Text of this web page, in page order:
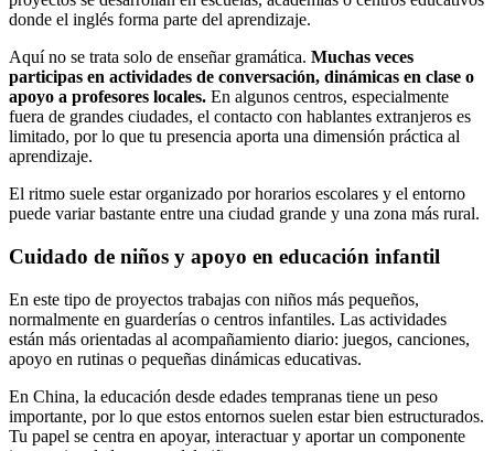
donde el inglés forma parte del aprendizaje.
Aquí no se trata solo de enseñar gramática. Muchas veces
participas en actividades de conversación, dinámicas en clase o
apoyo a profesores locales. En algunos centros, especialmente
fuera de grandes ciudades, el contacto con hablantes extranjeros es
limitado, por lo que tu presencia aporta una dimensión práctica al
aprendizaje.
El ritmo suele estar organizado por horarios escolares y el entorno
puede variar bastante entre una ciudad grande y una zona más rural.
Cuidado de niños y apoyo en educación infantil
En este tipo de proyectos trabajas con niños más pequeños,
normalmente en guarderías o centros infantiles. Las actividades
están más orientadas al acompañamiento diario: juegos, canciones,
apoyo en rutinas o pequeñas dinámicas educativas.
En China, la educación desde edades tempranas tiene un peso
importante, por lo que estos entornos suelen estar bien estructurados.
Tu papel se centra en apoyar, interactuar y aportar un componente